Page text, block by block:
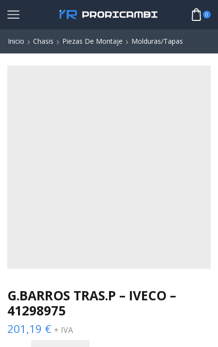
0
Inicio Chasis Piezas De Montaje Molduras/Tapas
G.BARROS TRAS.P – IVECO –
41298975
201,19 € + IVA